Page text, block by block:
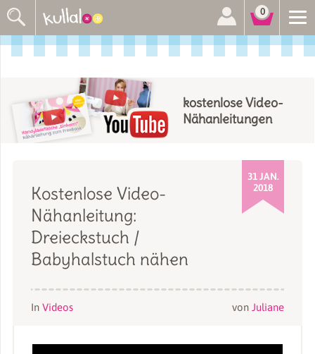
0
Suchen
nach:
kostenlose Video-
Nähanleitungen
31 JAN.
2018
Kostenlose Video-
Nähanleitung:
Dreieckstuch /
Babyhalstuch nähen
In Videos vonJuliane